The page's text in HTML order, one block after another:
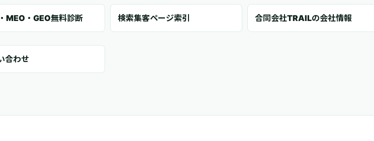
MEO・GEO無料診断 検索集客ページ索引 合同会社TRAILの会社情報
合わせ